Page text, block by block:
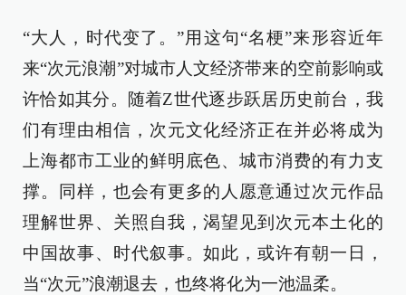
“大人，时代变了。”用这句“名梗”来形容近年
来“次元浪潮”对城市人文经济带来的空前影响或
许恰如其分。随着Z世代逐步跃居历史前台，我
们有理由相信，次元文化经济正在并必将成为
上海都市工业的鲜明底色、城市消费的有力支
撑。同样，也会有更多的人愿意通过次元作品
理解世界、关照自我，渴望见到次元本土化的
中国故事、时代叙事。如此，或许有朝一日，
当“次元”浪潮退去，也终将化为一池温柔。